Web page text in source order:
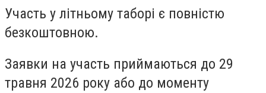
Участь у літньому таборі є повністю
безкоштовною.
Заявки на участь приймаються до 29
травня 2026 року або до моменту